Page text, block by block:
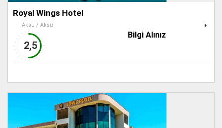
Royal Wings Hotel
Aksu / Aksu
2,5
Bilgi Alınız